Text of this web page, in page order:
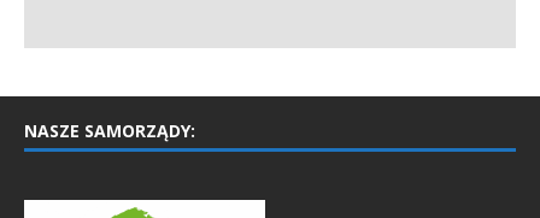
NASZE SAMORZĄDY: